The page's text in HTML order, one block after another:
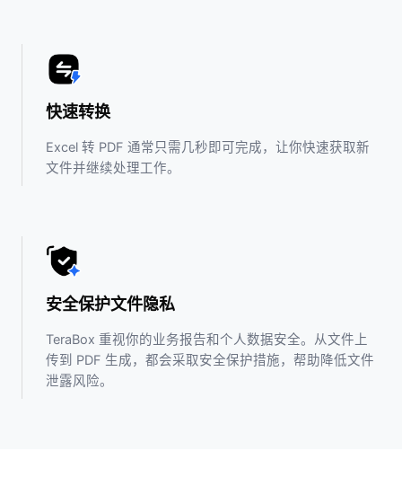
快速转换
Excel 转 PDF 通常只需几秒即可完成，让你快速获取新
文件并继续处理工作。
安全保护文件隐私
TeraBox 重视你的业务报告和个人数据安全。从文件上
传到 PDF 生成，都会采取安全保护措施，帮助降低文件
泄露风险。